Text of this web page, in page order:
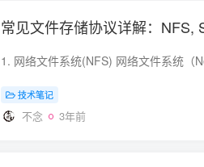
常见文件存储协议详解：NFS,
技术笔记
不念 3年前